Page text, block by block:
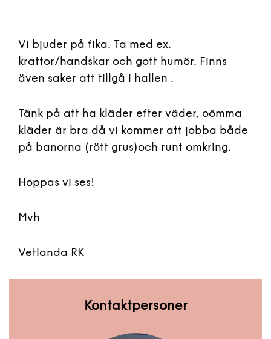
Vi bjuder på fika. Ta med ex.
krattor/handskar och gott humör. Finns
även saker att tillgå i hallen .
Tänk på att ha kläder efter väder, oömma
kläder är bra då vi kommer att jobba både
på banorna (rött grus)och runt omkring.
Hoppas vi ses!
Mvh
Vetlanda RK
Kontaktpersoner